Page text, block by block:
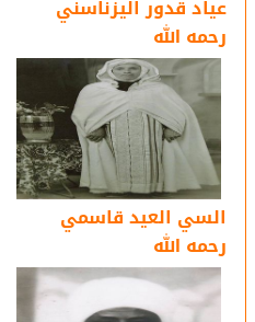
عياد قدور اليزناسني
رحمه الله
السي العيد قاسمي
رحمه الله